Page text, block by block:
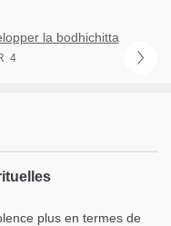
la bodhichitta
4
plus en termes de